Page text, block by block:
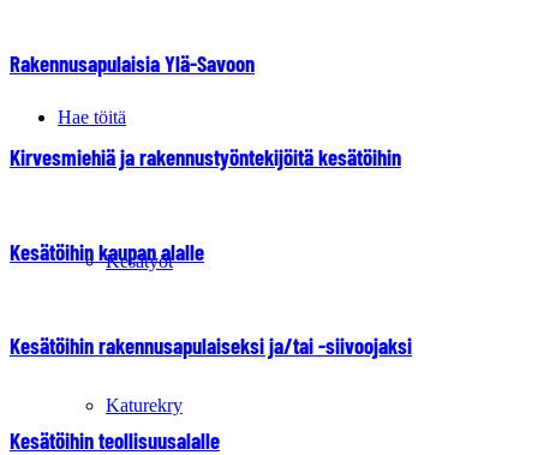
Hae töitä
Kesätyöt
Katurekry
Rakennusapulaisia Ylä-Savoon
Kirvesmiehiä ja rakennustyöntekijöitä kesätöihin
Kesätöihin kaupan alalle
Kesätöihin rakennusapulaiseksi ja/tai -siivoojaksi
Kesätöihin teollisuusalalle